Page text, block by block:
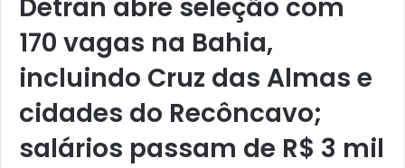
Detran abre seleção com
170 vagas na Bahia,
incluindo Cruz das Almas e
cidades do Recôncavo;
salários passam de R$ 3 mil